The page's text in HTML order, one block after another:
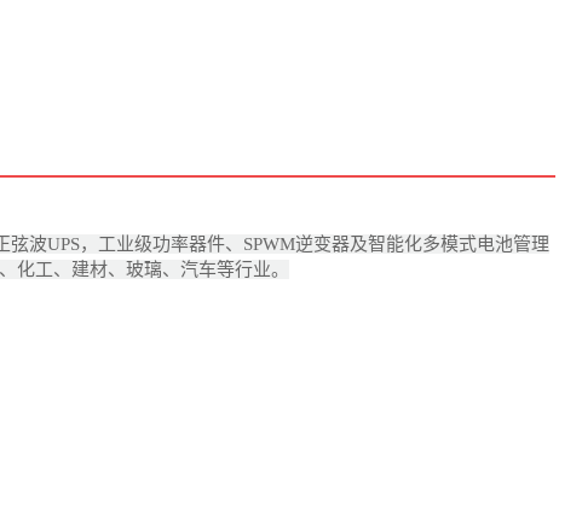
波UPS，工业级功率器件、SPWM逆变器及智能化多模式电池管理
工、建材、玻璃、汽车等行业。